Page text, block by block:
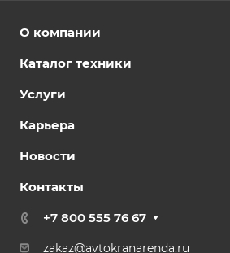
О компании
Каталог техники
Услуги
Карьера
Новости
Контакты
+7 800 555 76 67
zakaz@avtokranarenda.ru